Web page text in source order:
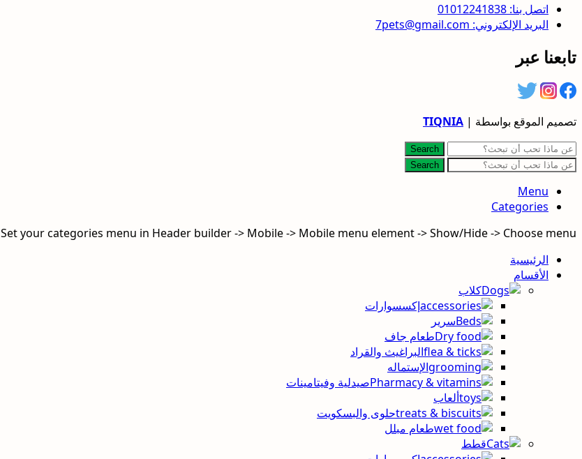
اتصل بنا: 01012241838
البريد الإلكتروني: 7pets@gmail.com
تابعنا عبر
تصميم الموقع بواسطة | TIQNIA
Search
Search
Menu
Categories
Set your categories menu in Header builder -> Mobile -> Mobile menu element -> Show/Hide -> Choose menu
الرئيسية
الأقسام
كلاب
إكسسوارات
سرير
طعام جاف
البراغيث والقراد
الإستماله
صيدلية وفيتامينات
ألعاب
حلوى والبسكويت
طعام مبلل
قطط